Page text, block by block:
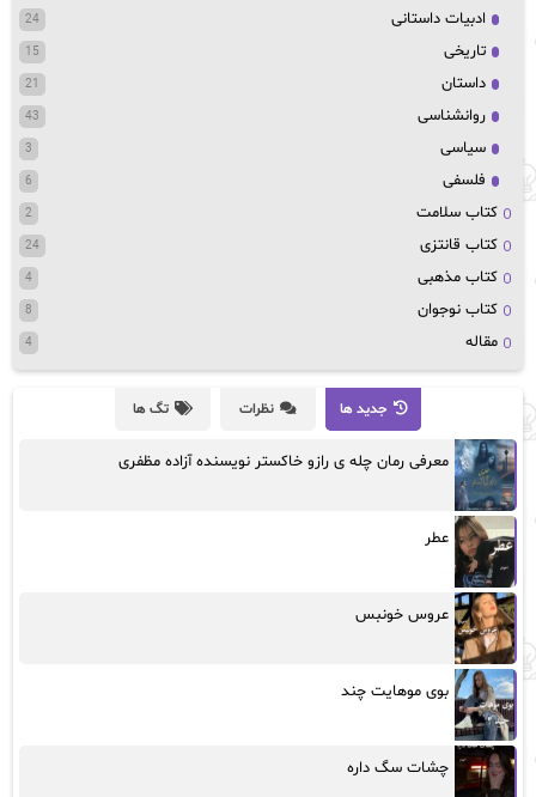
ادبیات داستانی 24
تاریخی 15
داستان 21
روانشناسی 43
سیاسی 3
فلسفی 6
کتاب سلامت 2
کتاب قانتزی 24
کتاب مذهبی 4
کتاب نوجوان 8
مقاله 4
جدید ها نظرات تگ ها
معرفی رمان چله ی رازو خاکستر نویسنده آزاده مظفری
عطر
عروس خونبس
بوی موهایت چند
چشات سگ داره